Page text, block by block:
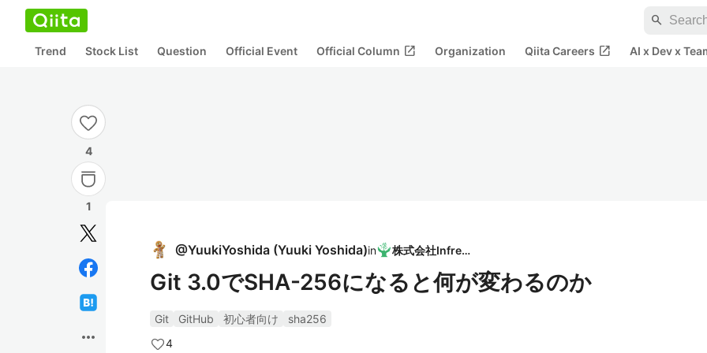
search
Trend Stock List Question Official Event Official Column open_in_new Organization Qiita Careers open_in_new AI x Dev x
4
1
more_horiz
@YuukiYoshida (Yuuki Yoshida)in 株式会社Infreed
Git 3.0でSHA-256になると何が変わるのか
Git GitHub 初心者向け
sha256
4